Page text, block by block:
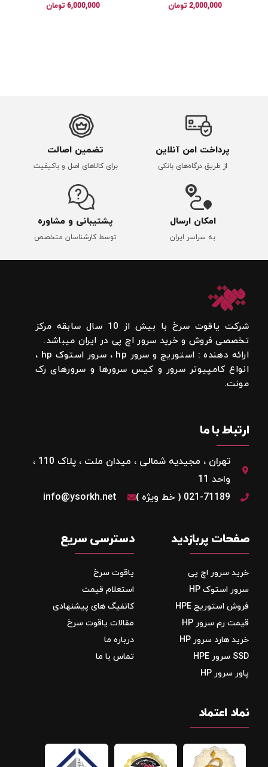
2,000,000 تومان
6,000,000 تومان
پرداخت امن آنلاین
از طریق درگاه‌های بانکی
تضمین اصالت
برای کالاهای اصل و باکیفیت
امکان ارسال
به سراسر ایران
پشتیبانی و مشاوره
توسط کارشناسان متخصص
شرکت یاقوت سرخ با بیش از 10 سال سابقه مرکز
تخصصی فروش و خرید سرور اچ پی در ایران میباشد.
ارائه دهنده : استوریج و سرور hp ، سرور استوک hp ،
انواع کامپیوتر سرور و کیس سرورها و سرورهای رک
مونت.
ارتباط با ما
تهران ، مجیدیه شمالی ، میدان ملت ، پلاک 110 ،
واحد 11
021-71189 ( خط ویژه )
info@ysorkh.net
صفحات پربازدید
خرید سرور اچ پی
سرور استوک HP
فروش استوریج‌ HPE
قیمت رم سرور HP
خرید هارد سرور HP
SSD سرور HPE
پاور سرور HP
دسترسی سریع
یاقوت سرخ
استعلام قیمت
کانفیگ های پیشنهادی
مقالات یاقوت سرخ
درباره ما
تماس با ما
نماد اعتماد